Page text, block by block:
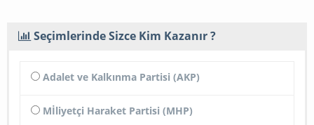
Seçimlerinde Sizce Kim Kazanır ?
Adalet ve Kalkınma Partisi (AKP)
Mİliyetçi Haraket Partisi (MHP)